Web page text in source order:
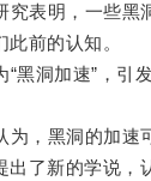
表明，一些黑
前的认知。
洞加速”，引
，黑洞的加速
出了新的学说，